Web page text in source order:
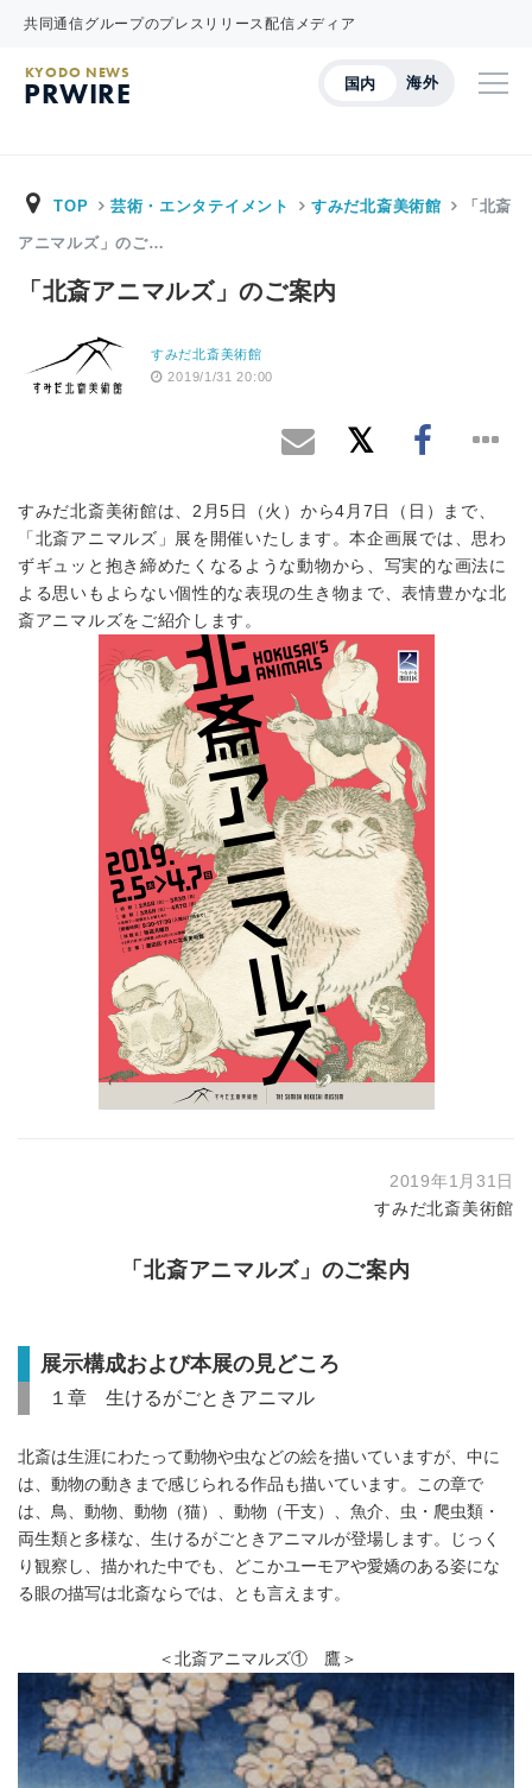
共同通信グループのプレスリリース配信メディア
国内 海外
KYODO NEWS
PRWIRE
TOP 芸術・エンタテイメント すみだ北斎美術館 「北斎
アニマルズ」のご…
「北斎アニマルズ」のご案内
すみだ北斎美術館
2019/1/31 20:00
すみだ北斎美術館は、2月5日（火）から4月7日（日）まで、
「北斎アニマルズ」展を開催いたします。本企画展では、思わ
ずギュッと抱き締めたくなるような動物から、写実的な画法に
よる思いもよらない個性的な表現の生き物まで、表情豊かな北
斎アニマルズをご紹介します。
2019年1月31日
すみだ北斎美術館
「北斎アニマルズ」のご案内
展示構成および本展の見どころ
１章 生けるがごときアニマル
北斎は生涯にわたって動物や虫などの絵を描いていますが、中に
は、動物の動きまで感じられる作品も描いています。この章で
は、鳥、動物、動物（猫）、動物（干支）、魚介、虫・爬虫類・
両生類と多様な、生けるがごときアニマルが登場します。じっく
り観察し、描かれた中でも、どこかユーモアや愛嬌のある姿にな
る眼の描写は北斎ならでは、とも言えます。
＜北斎アニマルズ① 鷹＞